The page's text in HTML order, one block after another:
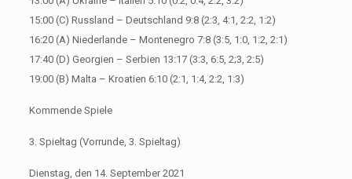
15:00 (C) Russland – Deutschland 9:8 (2:3, 4:1, 2:2, 1:2)
16:20 (A) Niederlande – Montenegro 7:8 (3:5, 1:0, 1:2, 2:1)
17:40 (D) Georgien – Serbien 13:17 (3:3, 6:5, 2;3, 2:5)
19:00 (B) Malta – Kroatien 6:10 (2:1, 1:4, 2:2, 1:3)
Kommende Spiele
3. Spieltag (Vorrunde, 3. Spieltag)
Dienstag, den 14. September 2021